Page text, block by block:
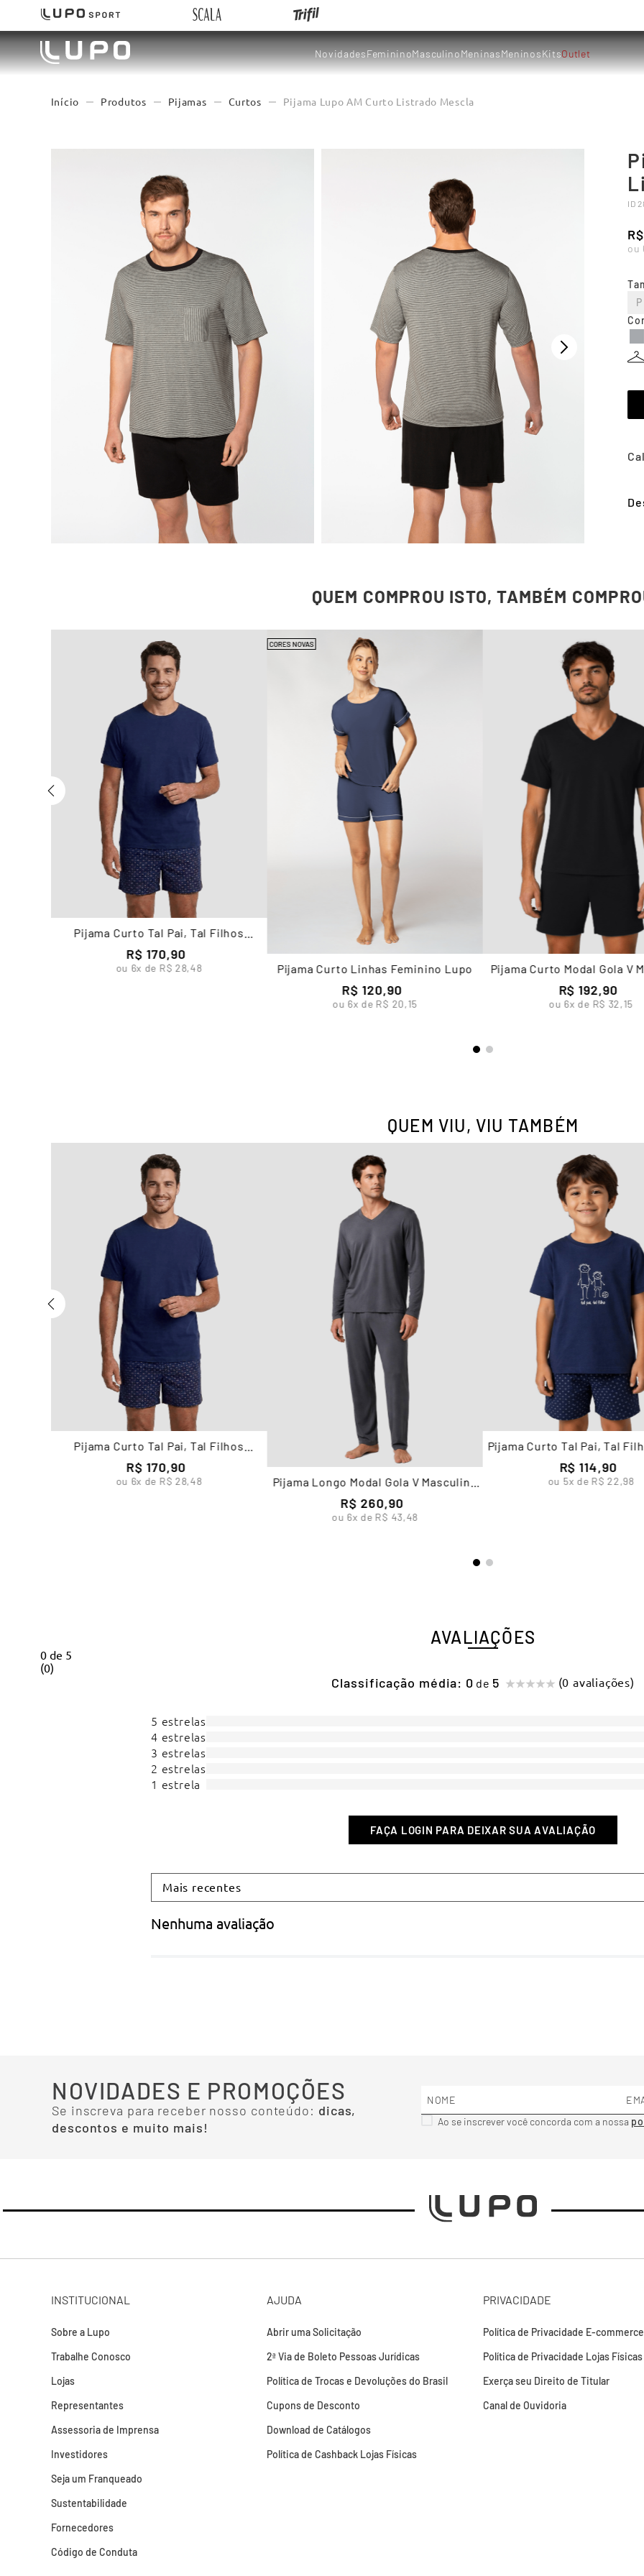
NovidadesFemininoMasculinoMeninasMeninosKitsOutlet
Produtos Pijamas Curtos Pijama Lupo AM Curto Listrado Mescla
ID
R$
ou
Cor
P
QUEM COMPROU ISTO, TAMBÉM
Pijama Curto Tal Pai, Tal Filhos
Masculino Lupo
R$ 170,90
ou 6x de R$ 28,48
CORES NOVAS
Pijama Curto Linhas Feminino Lupo
R$ 120,90
ou 6x deR$ 20,15
Pijama Curto Modal Gola V
Lupo
R$ 192,90
ou 6x de R$ 32,15
QUEM VIU, VIU TAMBÉM
Pijama Curto Tal Pai, Tal Filhos
Masculino Lupo
R$ 170,90
ou 6x de R$ 28,48
Pijama Longo Modal Gola V Masculino
R$ 260,90
ou 6x deR$ 43,48
Pijama Curto Tal Pai, Tal
Masculino Lupo
R$ 114,90
ou 5x de R$ 22,98
AVALIAÇÕES
0 de 5
(0)
Classificação média: 0 (0 avaliações)
5 estrelas
4 estrelas
3 estrelas
2 estrelas
1 estrela
Mais recentes
Nenhuma avaliação
NOVIDADES E PROMOÇÕES
Se inscreva para receber nosso conteúdo: dicas,
descontos e muito mais!
Ao se inscrever você concorda com a nossa
INSTITUCIONAL
Sobre a Lupo
Trabalhe Conosco
Lojas
Representantes
Assessoria de Imprensa
Investidores
Seja um Franqueado
Sustentabilidade
Fornecedores
Código de Conduta
AJUDA
Abrir uma Solicitação
2ª Via de Boleto Pessoas Jurídicas
Política de Trocas e Devoluções do Brasil
Cupons de Desconto
Download de Catálogos
Política de Cashback Lojas Físicas
PRIVACIDADE
Política de Privacidade E-commerce
Política de Privacidade Lojas Físicas
Exerça seu Direito de Titular
Canal de Ouvidoria